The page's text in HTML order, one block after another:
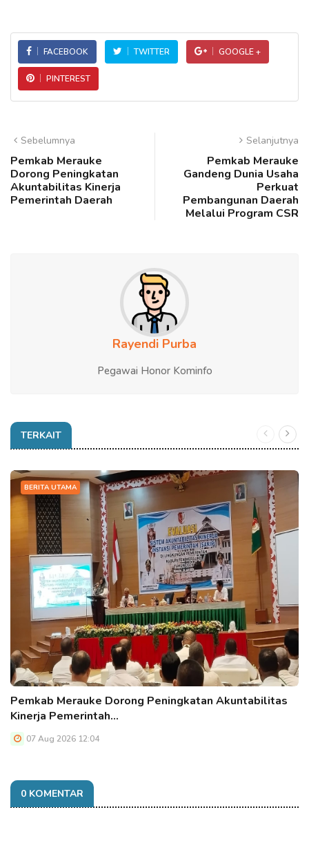
FACEBOOK TWITTER GOOGLE +
PINTEREST
Sebelumnya
Pemkab Merauke
Dorong Peningkatan
Akuntabilitas Kinerja
Pemerintah Daerah
Selanjutnya
Pemkab Merauke
Gandeng Dunia Usaha
Perkuat
Pembangunan Daerah
Melalui Program CSR
Rayendi Purba
Pegawai Honor Kominfo
TERKAIT
BERITA UTAMA
Pemkab Merauke Dorong Peningkatan Akuntabilitas
Kinerja Pemerintah…
07 Aug 2026 12:04
0 KOMENTAR